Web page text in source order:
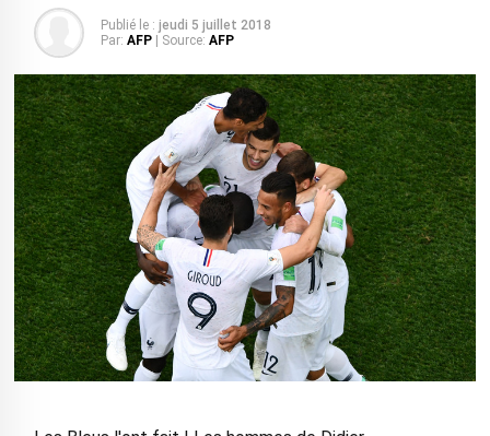
Publié le : jeudi 5 juillet 2018
Par: AFP | Source: AFP